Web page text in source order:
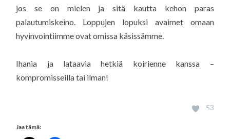
jos se on mielen ja sitä kautta kehon paras
palautumiskeino. Loppujen lopuksi avaimet omaan
hyvinvointiimme ovat omissa käsissämme.
Ihania ja lataavia hetkiä koirienne kanssa –
kompromisseilla tai ilman!
53
Jaa tämä: